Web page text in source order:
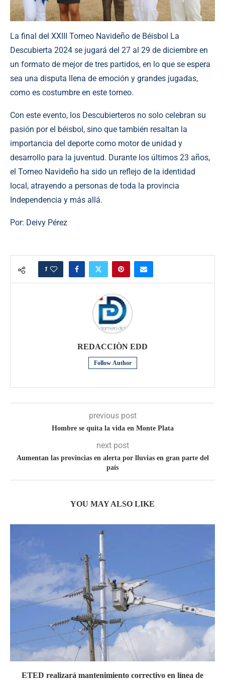
La final del XXIII Torneo Navideño de Béisbol La
Descubierta 2024 se jugará del 27 al 29 de diciembre en
un formato de mejor de tres partidos, en lo que se espera
sea una disputa llena de emoción y grandes jugadas,
como es costumbre en este torneo.
Con este evento, los Descubierteros no solo celebran su
pasión por el béisbol, sino que también resaltan la
importancia del deporte como motor de unidad y
desarrollo para la juventud. Durante los últimos 23 años,
el Torneo Navideño ha sido un reflejo de la identidad
local, atrayendo a personas de toda la provincia
Independencia y más allá.
Por: Deivy Pérez
1
REDACCIÒN EDD
Follow Author
previous post
Hombre se quita la vida en Monte Plata
next post
Aumentan las provincias en alerta por lluvias en gran parte del
país
YOU MAY ALSO LIKE
ETED realizará mantenimiento correctivo en línea de